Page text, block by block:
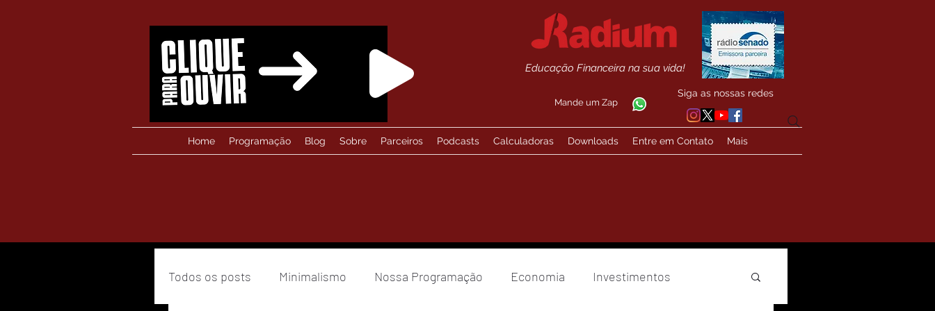
Educação Financeira na sua vida!
Mande um Zap
Siga as nossas redes
Home Programação Blog Sobre Parceiros Podcasts Calculadoras Downloads Entre em Contato Mais
Todos os posts Minimalismo Nossa Programação Economia Investimentos